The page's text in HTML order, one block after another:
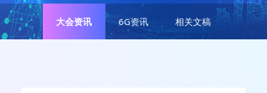
大会资讯 6G资讯 相关文稿